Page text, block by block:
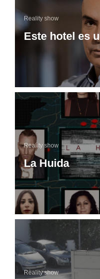
Este hotel es
Reality show
La Huida
Reality show
Reality show